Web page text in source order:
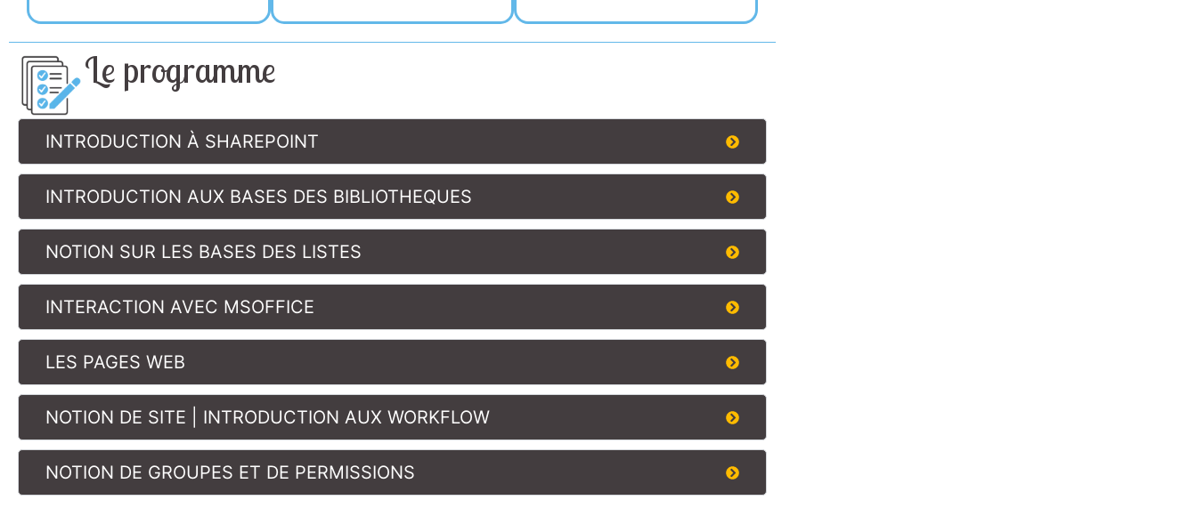
Le programme
INTRODUCTION À SHAREPOINT
INTRODUCTION AUX BASES DES BIBLIOTHEQUES
NOTION SUR LES BASES DES LISTES
INTERACTION AVEC MSOFFICE
LES PAGES WEB
NOTION DE SITE | INTRODUCTION AUX WORKFLOW
NOTION DE GROUPES ET DE PERMISSIONS